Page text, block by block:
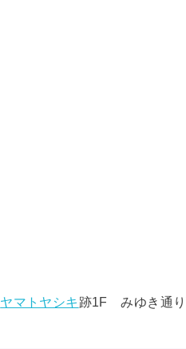
ヤマトヤシキ 跡1F みゆき通り